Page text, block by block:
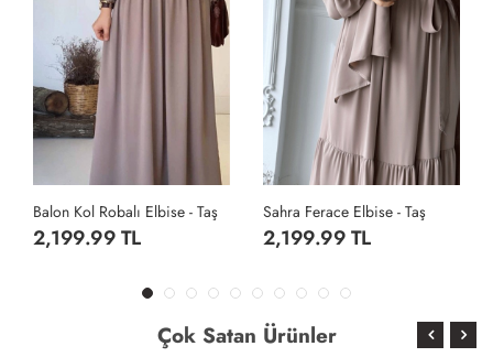
Sahra Ferace Elbise - Taş
2,199.99 TL 2,199.99 TL
Çok Satan Ürünler